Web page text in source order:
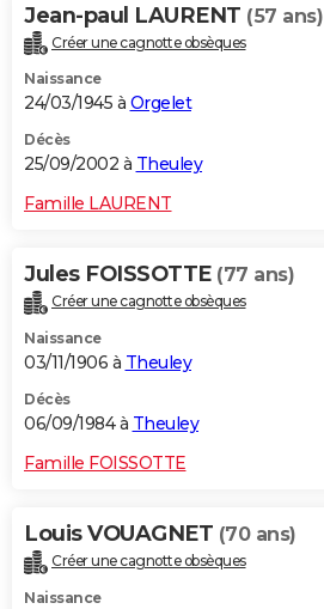
Jean-paul LAURENT (57 ans)
Créer une cagnotte obsèques
Naissance
24/03/1945 à Orgelet
Décès
25/09/2002 à Theuley
Famille LAURENT
Jules FOISSOTTE (77 ans)
Créer une cagnotte obsèques
Naissance
03/11/1906 à Theuley
Décès
06/09/1984 à Theuley
Famille FOISSOTTE
Louis VOUAGNET (70 ans)
Créer une cagnotte obsèques
Naissance